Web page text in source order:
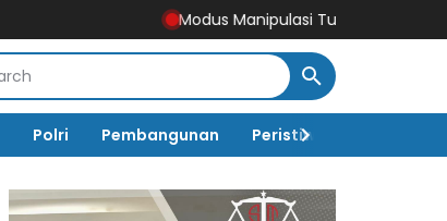
Modus Manipulasi Tunjangan DPRD
Polri Pembangunan Peristiwa